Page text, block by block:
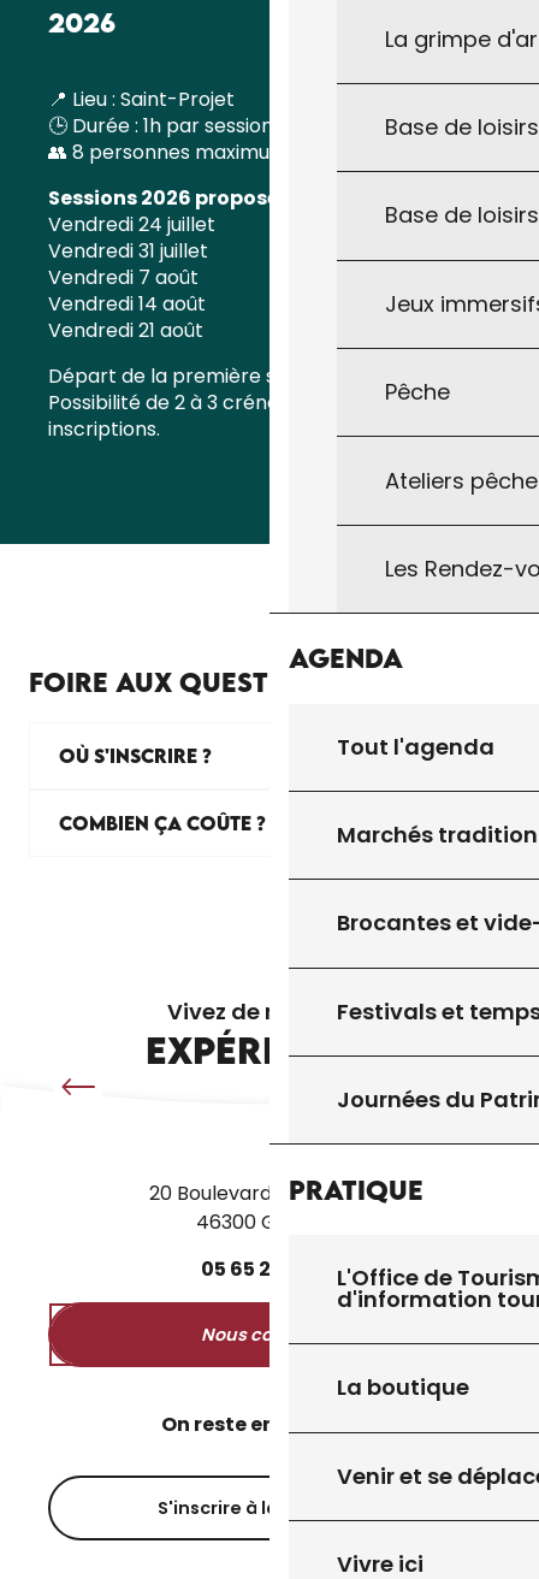
La grimpe
Base de
Base de
Jeux
Pêche
Ateliers
Les Rendez-
Agenda
Tout l'agenda
Marchés
Brocantes et
Festivals et
Journées du
Pratique
L'Office de
d'information
La boutique
Venir et se
Vivre ici
2026
📍 Lieu : Saint-Projet
🕒 Durée : 1h par session
👥 8 personnes maximum par session
Sessions 2026 proposées
Vendredi 24 juillet
Vendredi 31 juillet
Vendredi 7 août
Vendredi 14 août
Vendredi 21 août
Départ de la première session à 9h30 –
Possibilité de 2 à 3 créneaux par date selon les
inscriptions.
FOIRE AUX QUESTIONS
OÙ S'INSCRIRE ?
COMBIEN ÇA COÛTE ?
Vivez de nouvelles
EXPÉRIENCES
AROMATIQUES TROPICALES
20 Boulevard des Martyrs
46300 Gourdon
05 65 27 50
Nous contacter
On reste en contact ?
S'inscrire à la newsletter